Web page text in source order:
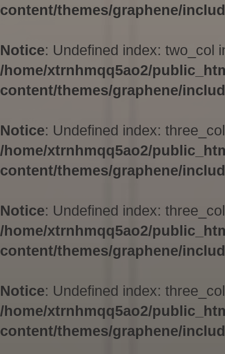
content/themes/graphene/
Notice: Undefined index: two_col
/home/xtrnhmqq5ao2/
content/themes/graphene/
Notice: Undefined index:
/home/xtrnhmqq5ao2/
content/themes/graphene/
Notice: Undefined index:
/home/xtrnhmqq5ao2/
content/themes/graphene/
Notice: Undefined index:
/home/xtrnhmqq5ao2/
content/themes/graphene/